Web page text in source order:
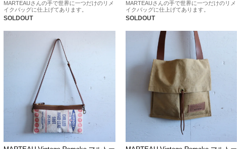
MARTEAUさんの手で世界に一つだけのリメ
イクバッグに仕上げてあります。
SOLDOUT
MARTEAUさんの手で世界に一つだけのリメ
イクバッグに仕上げてあります。
SOLDOUT